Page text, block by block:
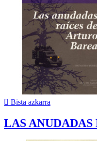
 Bista azkarra
LAS ANUDADAS